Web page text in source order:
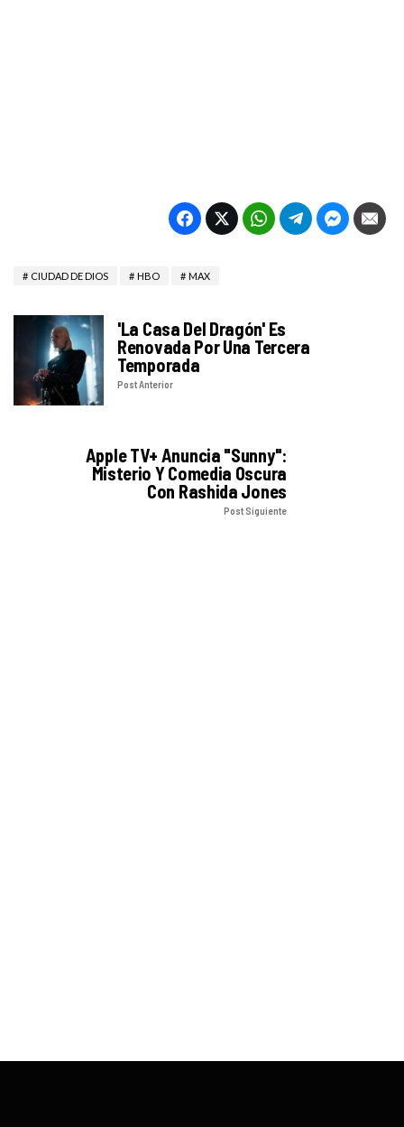
CIUDAD DE DIOS HBO MAX
'La Casa Del Dragón' Es
Renovada Por Una Tercera
Temporada
Post Anterior
Apple TV+ Anuncia "Sunny":
Misterio Y Comedia Oscura
Con Rashida Jones
Post Siguiente